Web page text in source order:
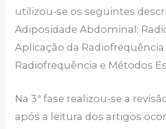
utilizou-se os seguintes
Adiposidade Abdominal;
Aplicação da Radiofrequência
Radiofrequência e Métodos
Na 3ª fase realizou-se a
após a leitura dos artigos